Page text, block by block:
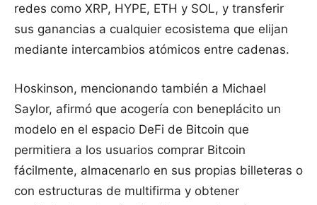
redes como XRP, HYPE, ETH y SOL, y transferir
sus ganancias a cualquier ecosistema que elijan
mediante intercambios atómicos entre cadenas.
Hoskinson, mencionando también a Michael
Saylor, afirmó que acogería con beneplácito un
modelo en el espacio DeFi de Bitcoin que
permitiera a los usuarios comprar Bitcoin
fácilmente, almacenarlo en sus propias billeteras o
con estructuras de multifirma y obtener